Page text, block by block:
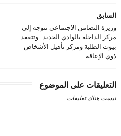
السابق
وزيرة التضامن الاجتماعي تتوجه إلى
مركز الداخلة بالوادي الجديد.. وتتفقد
بيوت الطلبة ومركز تأهيل الأشخاص
ذوي الإعاقة
التعليقات على الموضوع
ليست هناك تعليقات